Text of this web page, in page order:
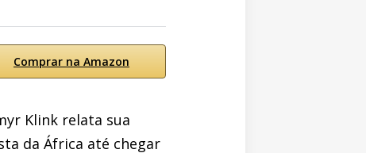
Comprar na Amazon
Klink relata sua
da África até chegar